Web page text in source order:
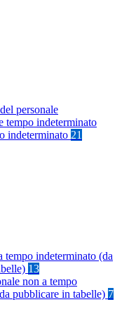
personale
tempo indeterminato
indeterminato 21
tempo indeterminato (da
13
non a tempo
pubblicare in tabelle) 7